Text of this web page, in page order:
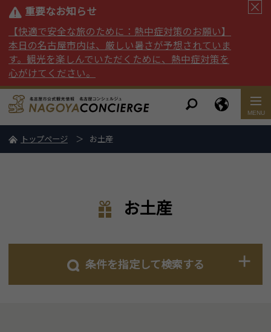
重要なお知らせ
【快適で安全な旅のために：熱中症対策のお願い】
本日の名古屋市内は、厳しい暑さが予想されていま
す。観光を楽しんでいただくために、熱中症対策を
心がけてください。
トップページ お土産
お土産
条件を指定して検索する